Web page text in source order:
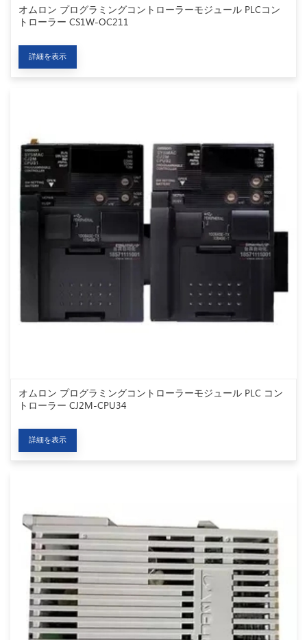
オムロン プログラミングコントローラーモジュール PLCコン
トローラー CS1W-OC211
詳細を表示
オムロン プログラミングコントローラーモジュール PLC コン
トローラー CJ2M-CPU34
詳細を表示